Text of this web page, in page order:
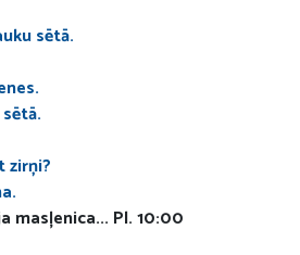
sētā.
zirņi?
Pl. 10:00